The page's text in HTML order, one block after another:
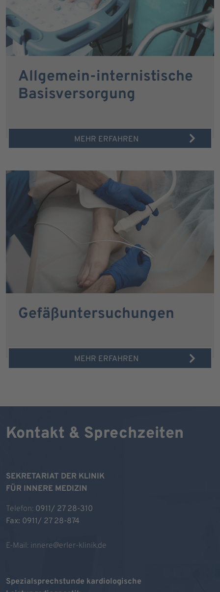
Allgemein-internistische
Basisversorgung
MEHR ERFAHREN
Gefäßuntersuchungen
MEHR ERFAHREN
Kontakt & Sprechzeiten
SEKRETARIAT DER KLINIK
FÜR INNERE MEDIZIN
Telefon: 0911/ 27 28-310
Fax: 0911/ 27 28-874
E-Mail: innere@erler-klinik.de
Spezialsprechstunde kardiologische